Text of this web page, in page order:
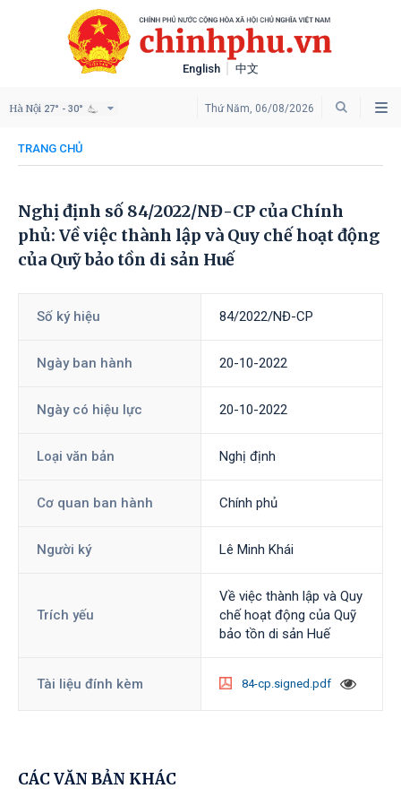
English 中文
Thứ Năm, 06/08/2026
Hà Nội 27° - 30°
TRANG CHỦ
Nghị định số 84/2022/NĐ-CP của Chính
phủ: Về việc thành lập và Quy chế hoạt động
của Quỹ bảo tồn di sản Huế
Số ký hiệu 84/2022/NĐ-CP
Ngày ban hành 20-10-2022
Ngày có hiệu lực 20-10-2022
Loại văn bản Nghị định
Cơ quan ban hành Chính phủ
Người ký Lê Minh Khái
Trích yếu
Về việc thành lập và Quy
chế hoạt động của Quỹ
bảo tồn di sản Huế
Tài liệu đính kèm 84-cp.signed.pdf
CÁC VĂN BẢN KHÁC